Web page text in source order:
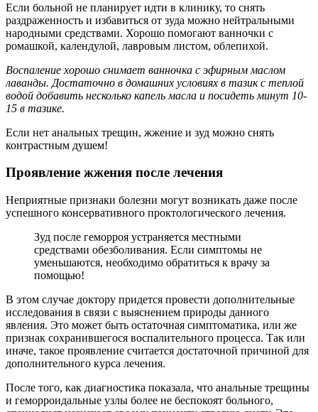
Если больной не планирует идти в клинику, то снять
раздраженность и избавиться от зуда можно нейтральными
народными средствами. Хорошо помогают ванночки с
ромашкой, календулой, лавровым листом, облепихой.
Воспаление хорошо снимает ванночка с эфирным маслом
лаванды. Достаточно в домашних условиях в тазик с теплой
водой добавить несколько капель масла и посидеть минут 10-
15 в тазике.
Если нет анальных трещин, жжение и зуд можно снять
контрастным душем!
Проявление жжения после лечения
Неприятные признаки болезни могут возникать даже после
успешного консервативного проктологического лечения.
Зуд после геморроя устраняется местными
средствами обезболивания. Если симптомы не
уменьшаются, необходимо обратиться к врачу за
помощью!
В этом случае доктору придется провести дополнительные
исследования в связи с выяснением природы данного
явления. Это может быть остаточная симптоматика, или же
признак сохранившегося воспалительного процесса. Так или
иначе, такое проявление считается достаточной причиной для
дополнительного курса лечения.
После того, как диагностика показала, что анальные трещины
и геморроидальные узлы более не беспокоят больного,